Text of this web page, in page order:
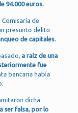
94.000 euros.
de
presunto delito
de capitales.
a raíz de una
fue
bancaria había
dicha
ser falsa, por lo